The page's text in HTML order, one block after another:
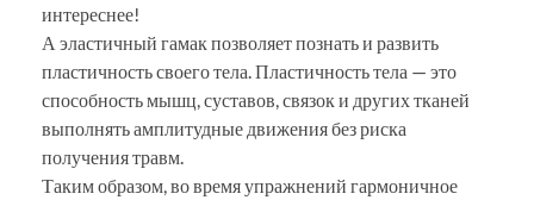
интереснее!
А эластичный гамак позволяет познать и развить
пластичность своего тела. Пластичность тела — это
способность мышц, суставов, связок и других тканей
выполнять амплитудные движения без риска
получения травм.
Таким образом, во время упражнений гармоничное